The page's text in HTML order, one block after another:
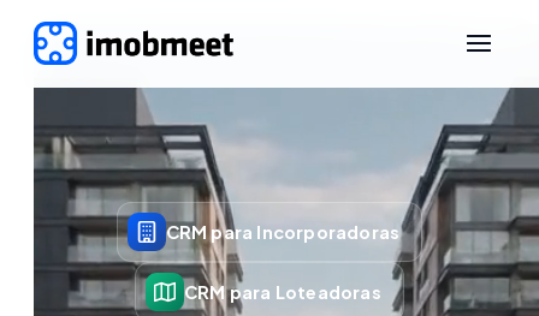
CRM para Incorporadoras
CRM para Loteadoras